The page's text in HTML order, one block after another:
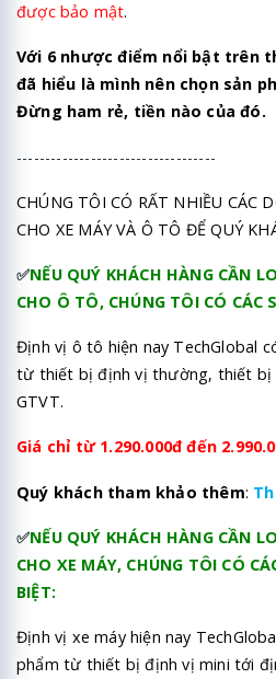
được bảo mật.
Với 6 nhược điểm nổi bật trên
đã hiểu là mình nên chọn sản
Đừng ham rẻ, tiền nào của đó.
-----------------------------------
CHÚNG TÔI CÓ RẤT NHIỀU CÁC
CHO XE MÁY VÀ Ô TÔ ĐỂ QUÝ
✅NẾU QUÝ KHÁCH HÀNG CẦN
CHO Ô TÔ, CHÚNG TÔI CÓ CÁC
Định vị ô tô hiện nay TechGlobal
từ thiết bị định vị thường, thiết bị
GTVT.
Giá chỉ từ 1.290.000đ đến
Quý khách tham khảo thêm:
✅NẾU QUÝ KHÁCH HÀNG CẦN
CHO XE MÁY, CHÚNG TÔI CÓ
BIỆT:
Định vị xe máy hiện nay
phẩm từ thiết bị định vị mini tới